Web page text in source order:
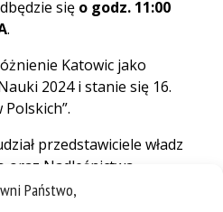
Państwo,
się o godz. 11:00
.
Katowic jako
2024 i stanie się 16.
przedstawiciele władz
oraz Nadleśnictwa